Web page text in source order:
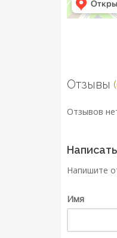
Отзывы
Отзывов
Написать
Напишите
Имя